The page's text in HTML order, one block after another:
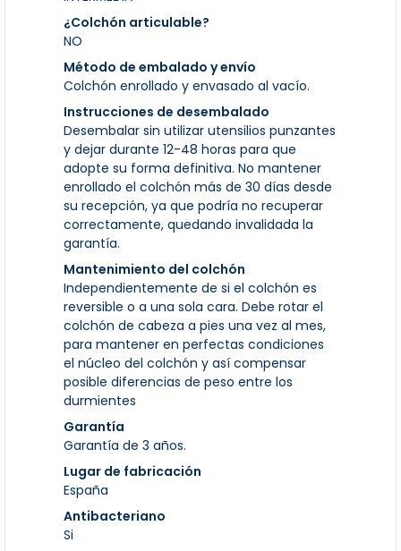
¿Colchón articulable?
NO
Método de embalado y envío
Colchón enrollado y envasado al vacío.
Instrucciones de desembalado
Desembalar sin utilizar utensilios punzantes
y dejar durante 12-48 horas para que
adopte su forma definitiva. No mantener
enrollado el colchón más de 30 días desde
su recepción, ya que podría no recuperar
correctamente, quedando invalidada la
garantía.
Mantenimiento del colchón
Independientemente de si el colchón es
reversible o a una sola cara. Debe rotar el
colchón de cabeza a pies una vez al mes,
para mantener en perfectas condiciones
el núcleo del colchón y así compensar
posible diferencias de peso entre los
durmientes
Garantía
Garantía de 3 años.
Lugar de fabricación
España
Antibacteriano
Si